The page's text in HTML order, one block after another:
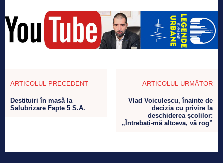
ARTICOLUL PRECEDENT
Destituiri în masă la
Salubrizare Fapte 5 S.A.
ARTICOLUL URMĂTOR
Vlad Voiculescu, înainte de
decizia cu privire la
deschiderea școlilor:
„Întrebați-mă altceva, vă rog”